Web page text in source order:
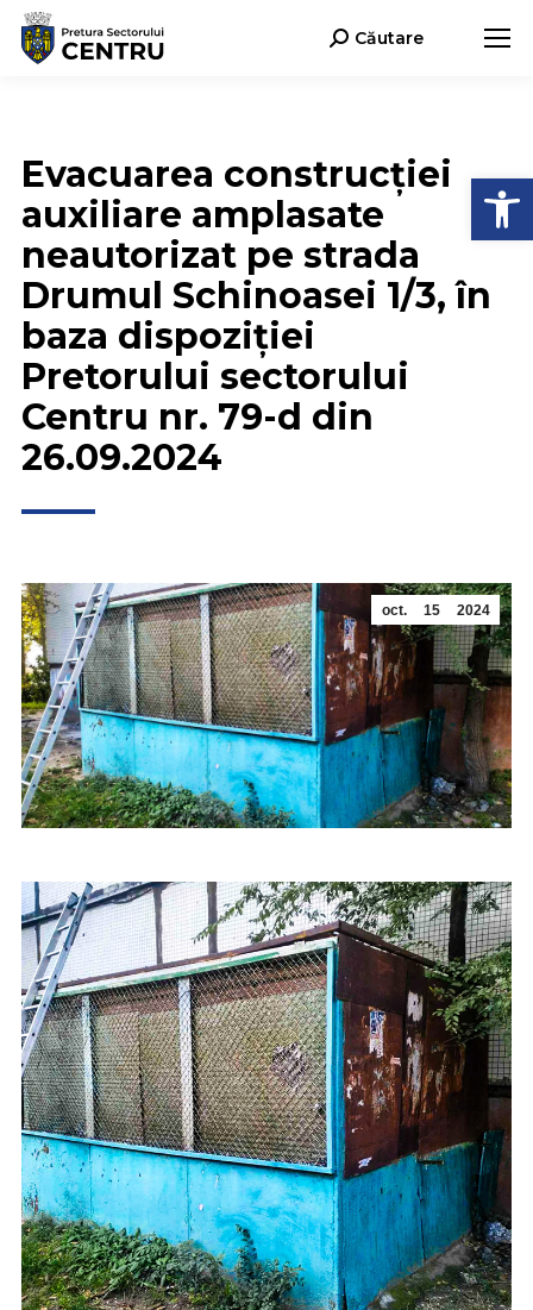
Search:Căutare
Evacuarea construcției
auxiliare amplasate
neautorizat pe strada
Drumul Schinoasei 1/3, în
baza dispoziției
Pretorului sectorului
Centru nr. 79-d din
26.09.2024
oct. 15 2024